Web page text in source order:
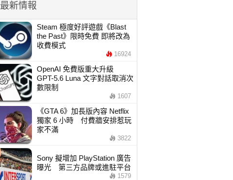
最新情報
Steam 極度好評遊戲《Blast
the Past》限時免費 即將改為
收費模式
16924
OpenAI 免費版重大升級
GPT-5.6 Luna 文字對話取消次
數限制
1607
《GTA 6》加長版內容 Netflix
獨家 6 小時 付費牆安排惹玩
家不滿
3822
Sony 擬增加 PlayStation 廣告
曝光 第三方品牌或進駐平台
1579